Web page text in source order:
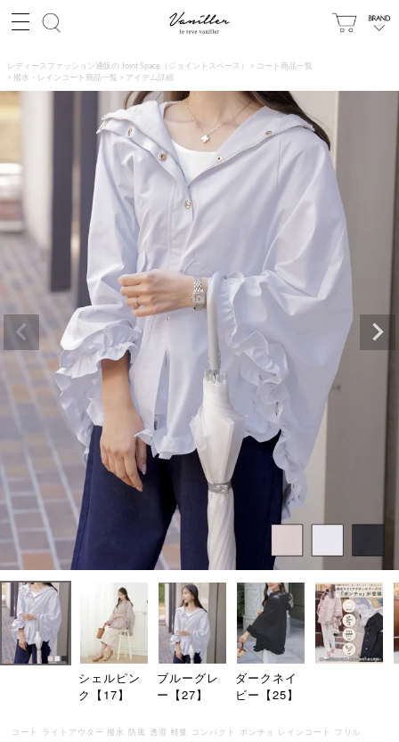
レディースファッション通販の Joint Space（ジョイントスペース）
コート商品一覧
撥水・レインコート商品一覧
アイテム詳細
シェルピン
ク【17】
ブルーグレ
ー【27】
ダークネイ
ビー【25】
コート ライトアウター 撥水 防風 透湿 軽量 コンパクト ポンチョ レインコート フリル